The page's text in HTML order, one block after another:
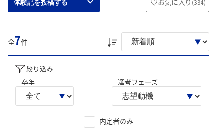
体験記を投稿する お気に入り (334)
全7件
絞り込み
卒年
選考フェーズ
内定者のみ